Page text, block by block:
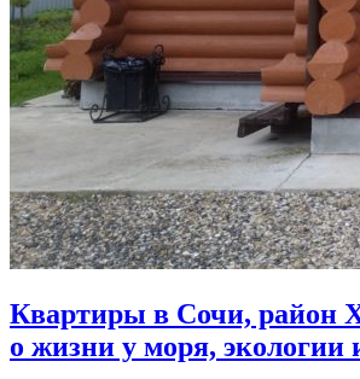
Квартиры в Сочи, район
о жизни у моря, экологии